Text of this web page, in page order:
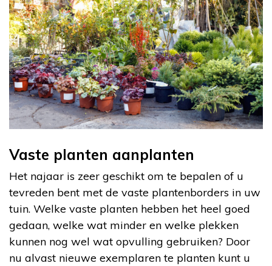
Vaste planten aanplanten
Het najaar is zeer geschikt om te bepalen of u
tevreden bent met de vaste plantenborders in uw
tuin. Welke vaste planten hebben het heel goed
gedaan, welke wat minder en welke plekken
kunnen nog wel wat opvulling gebruiken? Door
nu alvast nieuwe exemplaren te planten kunt u